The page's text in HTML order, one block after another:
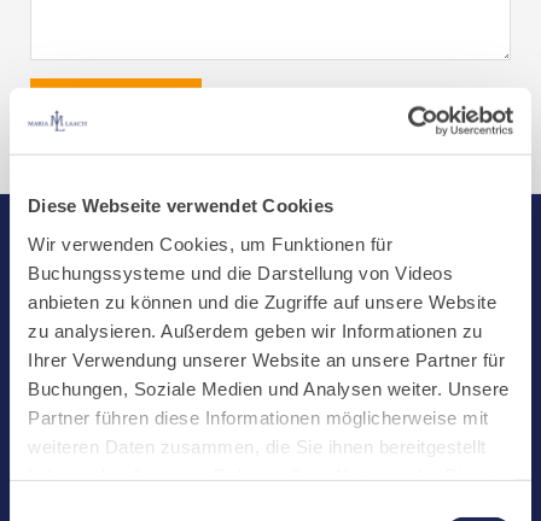
Diese Webseite verwendet Cookies
Wir verwenden Cookies, um Funktionen für
Buchungssysteme und die Darstellung von Videos
anbieten zu können und die Zugriffe auf unsere Website
zu analysieren. Außerdem geben wir Informationen zu
Ihrer Verwendung unserer Website an unsere Partner für
Buchungen, Soziale Medien und Analysen weiter. Unsere
Partner führen diese Informationen möglicherweise mit
weiteren Daten zusammen, die Sie ihnen bereitgestellt
Start
Aktuelles
Kloster
Klosterbetriebe
Spenden